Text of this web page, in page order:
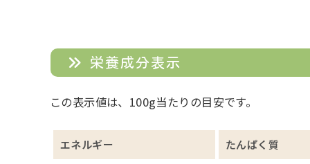
栄養成分表示
この表示値は、100g当たりの目安です。
エネルギー たんぱく質